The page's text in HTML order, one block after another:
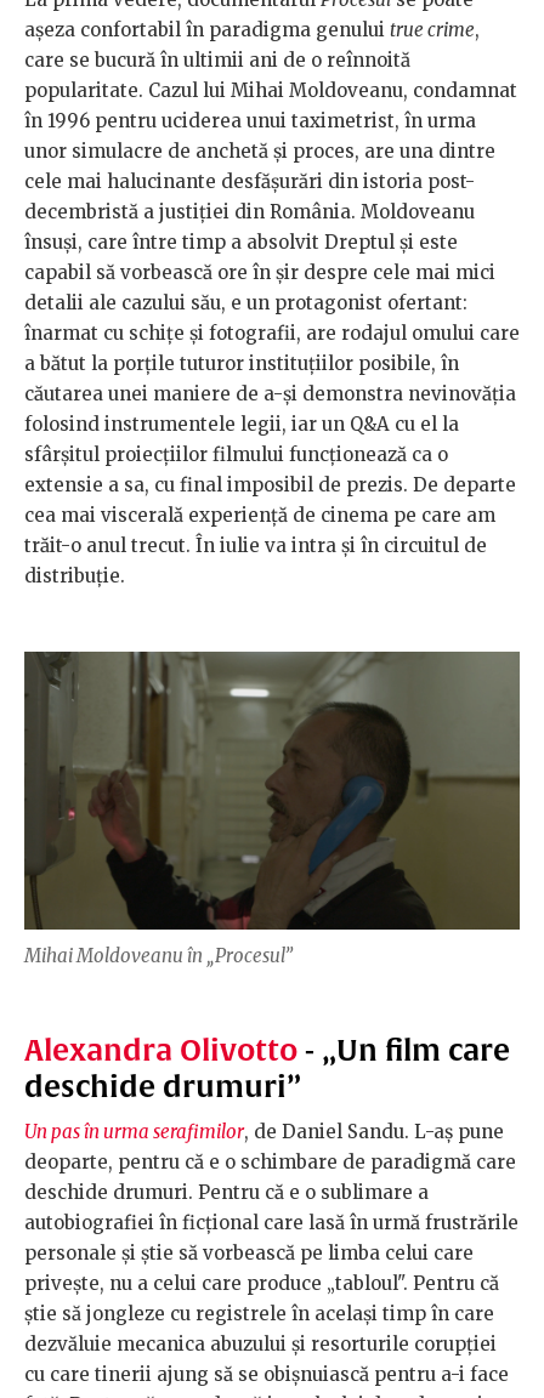
așeza confortabil în paradigma genului true crime,
care se bucură în ultimii ani de o reînnoită
popularitate. Cazul lui Mihai Moldoveanu, condamnat
în 1996 pentru uciderea unui taximetrist, în urma
unor simulacre de anchetă și proces, are una dintre
cele mai halucinante desfășurări din istoria post-
decembristă a justiției din România. Moldoveanu
însuși, care între timp a absolvit Dreptul și este
capabil să vorbească ore în șir despre cele mai mici
detalii ale cazului său, e un protagonist ofertant:
înarmat cu schițe și fotografii, are rodajul omului care
a bătut la porțile tuturor instituțiilor posibile, în
căutarea unei maniere de a-și demonstra nevinovăția
folosind instrumentele legii, iar un Q&A cu el la
sfârșitul proiecțiilor filmului funcționează ca o
extensie a sa, cu final imposibil de prezis. De departe
cea mai viscerală experiență de cinema pe care am
trăit-o anul trecut. În iulie va intra și în circuitul de
distribuție.
Mihai Moldoveanu în „Procesul”
Alexandra Olivotto - „Un film care
deschide drumuri”
Un pas în urma serafimilor, de Daniel Sandu. L-aș pune
deoparte, pentru că e o schimbare de paradigmă care
deschide drumuri. Pentru că e o sublimare a
autobiografiei în ficțional care lasă în urmă frustrările
personale și știe să vorbească pe limba celui care
privește, nu a celui care produce „tabloul". Pentru că
știe să jongleze cu registrele în același timp în care
dezvăluie mecanica abuzului și resorturile corupției
cu care tinerii ajung să se obișnuiască pentru a-i face